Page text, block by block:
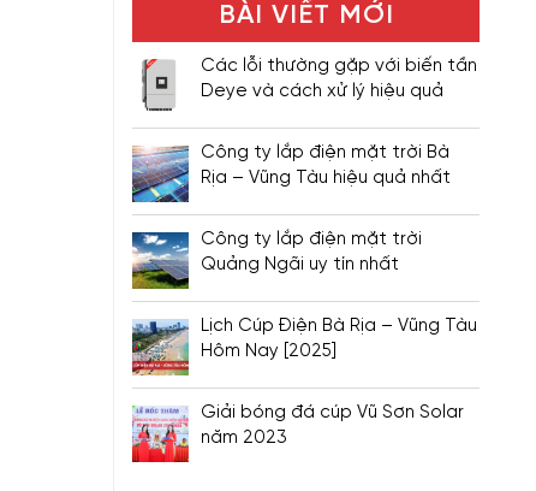
BÀI VIẾT MỚI
Các lỗi thường gặp với biến tần
Deye và cách xử lý hiệu quả
Công ty lắp điện mặt trời Bà
Rịa – Vũng Tàu hiệu quả nhất
Công ty lắp điện mặt trời
Quảng Ngãi uy tín nhất
Lịch Cúp Điện Bà Rịa – Vũng Tàu
Hôm Nay [2025]
Giải bóng đá cúp Vũ Sơn Solar
năm 2023